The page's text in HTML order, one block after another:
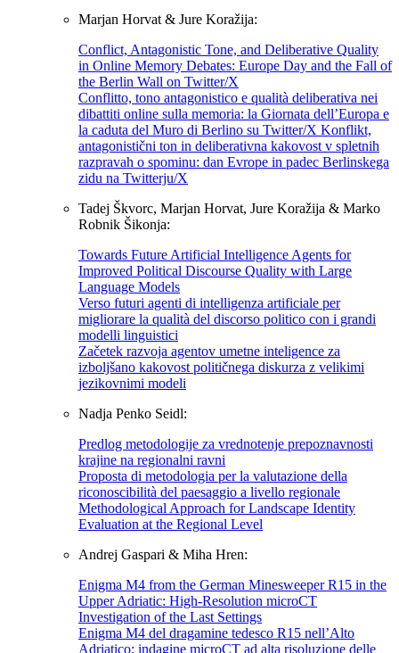
Marjan Horvat & Jure Koražija:
Conflict, Antagonistic Tone, and Deliberative Quality
in Online Memory Debates: Europe Day and the Fall of
the Berlin Wall on Twitter/X
Conflitto, tono antagonistico e qualità deliberativa nei
dibattiti online sulla memoria: la Giornata dell’Europa e
la caduta del Muro di Berlino su Twitter/X Konflikt,
antagonistični ton in deliberativna kakovost v spletnih
razpravah o spominu: dan Evrope in padec Berlinskega
zidu na Twitterju/X
Tadej Škvorc, Marjan Horvat, Jure Koražija & Marko
Robnik Šikonja:
Towards Future Artificial Intelligence Agents for
Improved Political Discourse Quality with Large
Language Models
Verso futuri agenti di intelligenza artificiale per
migliorare la qualità del discorso politico con i grandi
modelli linguistici
Začetek razvoja agentov umetne inteligence za
izboljšano kakovost političnega diskurza z velikimi
jezikovnimi modeli
Nadja Penko Seidl:
Predlog metodologije za vrednotenje prepoznavnosti
krajine na regionalni ravni
Proposta di metodologia per la valutazione della
riconoscibilità del paesaggio a livello regionale
Methodological Approach for Landscape Identity
Evaluation at the Regional Level
Andrej Gaspari & Miha Hren:
Enigma M4 from the German Minesweeper R15 in the
Upper Adriatic: High-Resolution microCT
Investigation of the Last Settings
Enigma M4 del dragamine tedesco R15 nell’Alto
Adriatico: indagine microCT ad alta risoluzione delle